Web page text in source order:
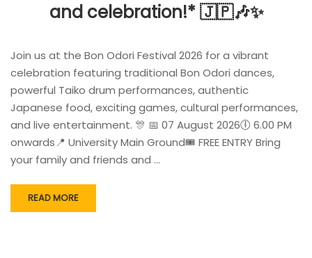
and celebration!* 🇯🇵🎶✨
Join us at the Bon Odori Festival 2026 for a vibrant
celebration featuring traditional Bon Odori dances,
powerful Taiko drum performances, authentic
Japanese food, exciting games, cultural performances,
and live entertainment. 🎊 📅 07 August 2026🕕 6.00 PM
onwards📍 University Main Ground🎟️ FREE ENTRY Bring
your family and friends and …
READ MORE